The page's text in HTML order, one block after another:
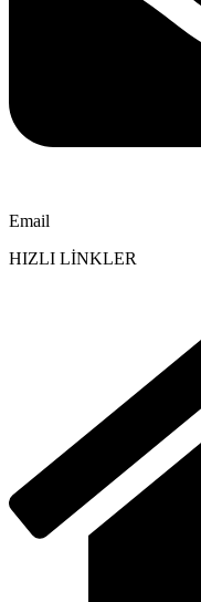
Email
HIZLI LİNKLER